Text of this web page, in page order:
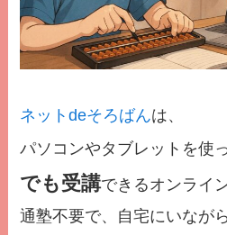
ネットdeそろばんは、
パソコンやタブレットを使
でも受講できるオンライ
通塾不要で、自宅にいなが